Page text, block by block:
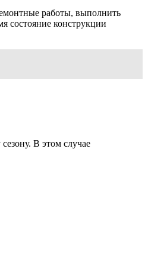
работы, выполнить
состояние конструкции
В этом случае